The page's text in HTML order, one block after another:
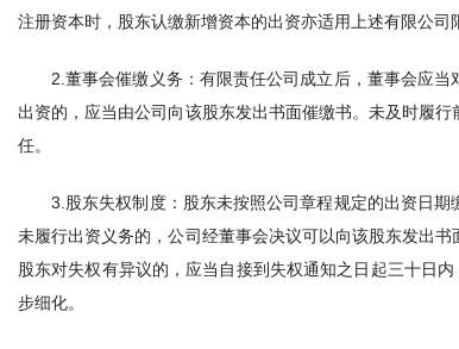
注册资本时，股东认缴新增资本的出资亦适用上述有限公司
2.董事会催缴义务：有限责任公司成立后，董事会应
出资的，应当由公司向该股东发出书面催缴书。未及时履
任。
3.股东失权制度：股东未按照公司章程规定的出资日
未履行出资义务的，公司经董事会决议可以向该股东发出
股东对失权有异议的，应当自接到失权通知之日起三十日
步细化。